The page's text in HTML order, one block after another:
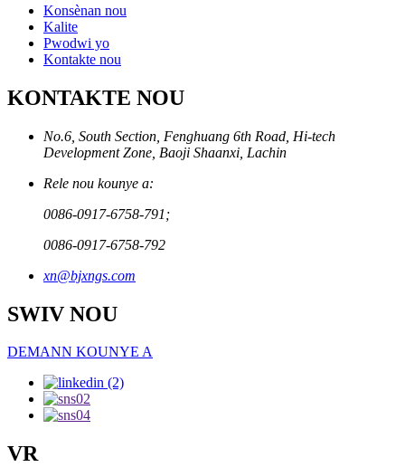
Konsènan nou
Kalite
Pwodwi yo
Kontakte nou
KONTAKTE NOU
No.6, South Section, Fenghuang 6th Road, Hi-tech
Development Zone, Baoji Shaanxi, Lachin
Rele nou kounye a:
0086-0917-6758-791;
0086-0917-6758-792
xn@bjxngs.com
SWIV NOU
DEMANN KOUNYE A
VR